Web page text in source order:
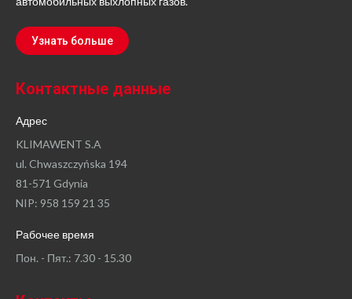
Узнать больше
Контактные данные
Адрес
KLIMAWENT S.A
ul. Chwaszczyńska 194
81-571 Gdynia
NIP: 958 159 21 35
Рабочее время
Пон. - Пят.: 7.30 - 15.30